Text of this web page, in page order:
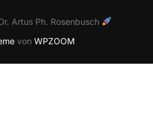
Artus Ph. Rosenbusch
von WPZOOM